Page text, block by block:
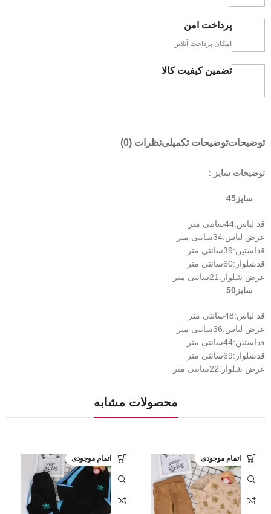
پرداخت امن
امکان پرداخت آنلاین
تضمین کیفیت کالا
توضیحاتتوضیحات تکمیلینظرات (0)
توضیحات سایز :
سایز45
قد لباس:44سانتی متر
عرض لباس:34سانتی متر
قداستین:39سانتی متر
قدشلوار:60سانتی متر
عرض شلوار:21سانتی متر
سایز50
قد لباس:48سانتی متر
عرض لباس:36سانتی متر
قداستین:44سانتی متر
قدشلوار:69سانتی متر
عرض شلوار:22سانتی متر
محصولات مشابه
اتمام موجودی اتمام موجودی